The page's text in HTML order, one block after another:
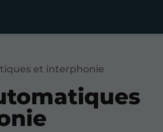
et interphonie